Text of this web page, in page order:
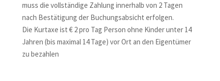
muss die vollständige Zahlung innerhalb von 2 Tagen
nach Bestätigung der Buchungsabsicht erfolgen.
Die Kurtaxe ist € 2 pro Tag Person ohne Kinder unter 14
Jahren (bis maximal 14 Tage) vor Ort an den Eigentümer
zu bezahlen